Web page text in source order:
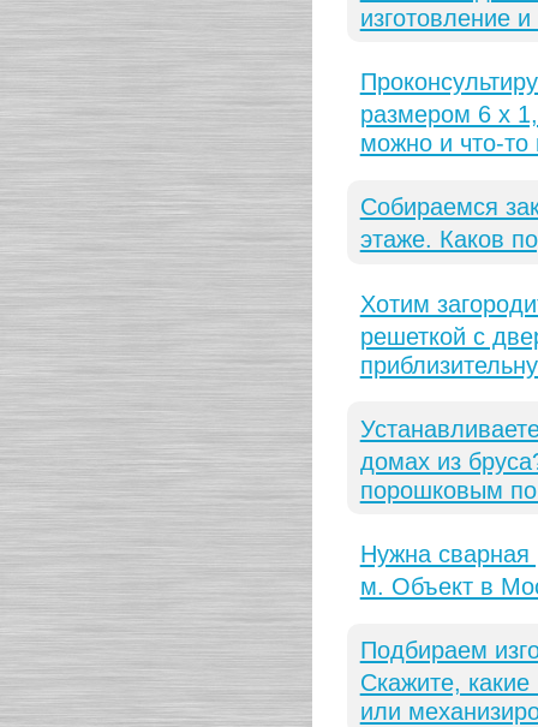
изготовление
размером 6 х
можно и что-
Собираемся
этаже. Каков
Хотим
решеткой с
домах из
порошковым
Нужна
м. Объект в
Подбираем
Скажите, какие
или